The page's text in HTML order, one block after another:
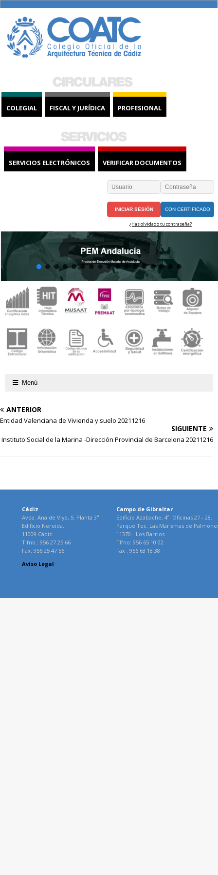
COLEGIAL FISCAL Y JURÍDICA PROFESIONAL
SERVICIOS ELECTRÓNICOS VERIFICAR DOCUMENTOS
CON CERTIFICADO
¿Has olvidado tu contraseña?
Menú
ANTERIOR
Entidad Valenciana de Vivienda y suelo 20211216
SIGUIENTE
Instituto Social de la Marina -Dirección Provincial de Barcelona 20211216
Cádiz
Avda. Ana de Viya, 5. Planta 3ª.
Edificio Nereida.
11009 Cádiz.
Tlfno.: 956 27 25 66
Fax: 956 25 47 56
Campo de Gibraltar
Edificio Azabache, 4º. Oficinas 27 - 28.
Parque Tec. Las Marismas de
11370 - Los Barrios.
Tlfno: 956 65 10 02
Fax : 956 63 18 38
Aviso Legal